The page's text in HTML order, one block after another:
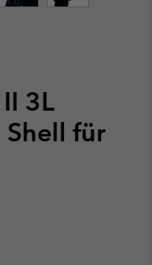
3L
Shell für